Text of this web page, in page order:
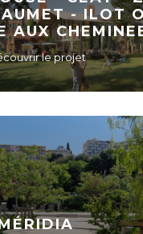
- ILOT
AUX
le projet